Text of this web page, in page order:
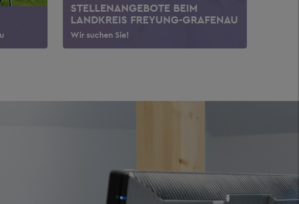
STELLENANGEBOTE BEIM
LANDKREIS FREYUNG-GRAFENAU
Wir suchen Sie!